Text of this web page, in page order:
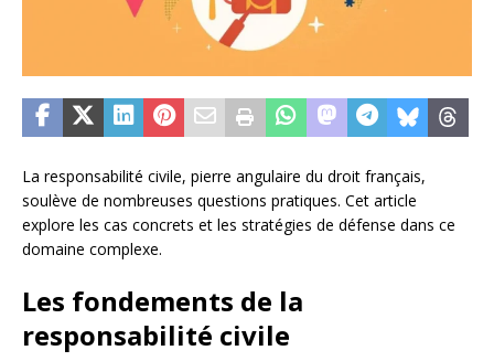
La responsabilité civile, pierre angulaire du droit français,
soulève de nombreuses questions pratiques. Cet article
explore les cas concrets et les stratégies de défense dans ce
domaine complexe.
Les fondements de la
responsabilité civile